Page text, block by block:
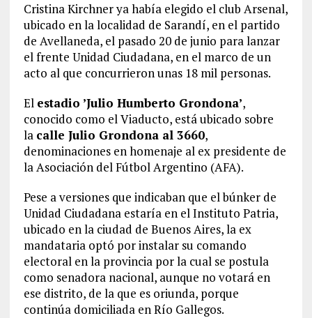
Cristina Kirchner ya había elegido el club Arsenal,
ubicado en la localidad de Sarandí, en el partido
de Avellaneda, el pasado 20 de junio para lanzar
el frente Unidad Ciudadana, en el marco de un
acto al que concurrieron unas 18 mil personas.
El estadio ’Julio Humberto Grondona’,
conocido como el Viaducto, está ubicado sobre
la calle Julio Grondona al 3660,
denominaciones en homenaje al ex presidente de
la Asociación del Fútbol Argentino (AFA).
Pese a versiones que indicaban que el búnker de
Unidad Ciudadana estaría en el Instituto Patria,
ubicado en la ciudad de Buenos Aires, la ex
mandataria optó por instalar su comando
electoral en la provincia por la cual se postula
como senadora nacional, aunque no votará en
ese distrito, de la que es oriunda, porque
continúa domiciliada en Río Gallegos.